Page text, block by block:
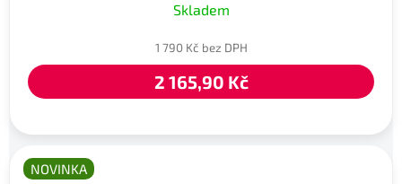
Skladem
1 790 Kč bez DPH
2 165,90 Kč
NOVINKA